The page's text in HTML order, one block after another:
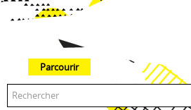
Parcourir